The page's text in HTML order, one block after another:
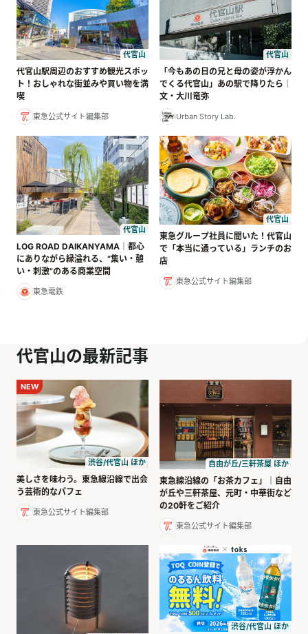
代官山
代官山駅周辺のおすすめ観光スポッ
ト！おしゃれな街並みや買い物を満
喫
東急公式サイト編集部
代官山
「今もあの日の兄と母の姿が浮かん
でくる代官山」あの駅で降りたら｜
文・大川竜弥
Urban Story Lab.
代官山
LOG ROAD DAIKANYAMA｜都心
にありながら緑溢れる、“集い・憩
い・刺激”のある商業空間
東急電鉄
代官山
東急グループ社員に聞いた！代官山
で「本当に通っている」ランチのお
店
東急公式サイト編集部
代官山の最新記事
NEW
渋谷/代官山 ほか
美しさを味わう。東急線沿線で出会
う芸術的なパフェ
東急公式サイト編集部
自由が丘/三軒茶屋 ほか
東急線沿線の「お茶カフェ」｜自由
が丘や三軒茶屋、元町・中華街など
の20軒をご紹介
東急公式サイト編集部
渋谷/代官山 ほか